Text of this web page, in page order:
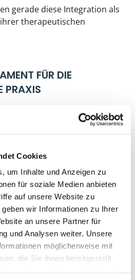
Cookies
um Inhalte und Anzeigen zu
für soziale Medien anbieten
auf unsere Website zu
wir Informationen zu Ihrer
an unsere Partner für
und Analysen weiter. Unsere
möglicherweise mit
die Sie ihnen bereitgestellt
gerade diese Integration als
therapeutischen
FÜR DIE
PRAXIS
nur konkrete Techniken,
strukturiertes osteopathisches
Verständnis für
funktionelle
Bedeutung biomechanischer
Osteopathie. Dadurch
für viele weitere
PRAXIS